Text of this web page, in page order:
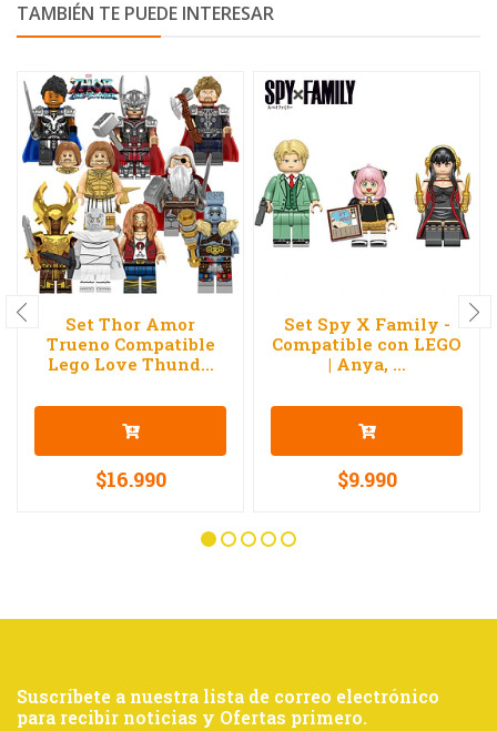
TAMBIÉN TE PUEDE INTERESAR
Set Thor Amor
Trueno Compatible
Lego Love Thund...
$16.990
Set Spy X Family -
Compatible con LEGO
| Anya, ...
$9.990
Suscríbete a nuestra lista de correo electrónico
para recibir noticias y Ofertas primero.